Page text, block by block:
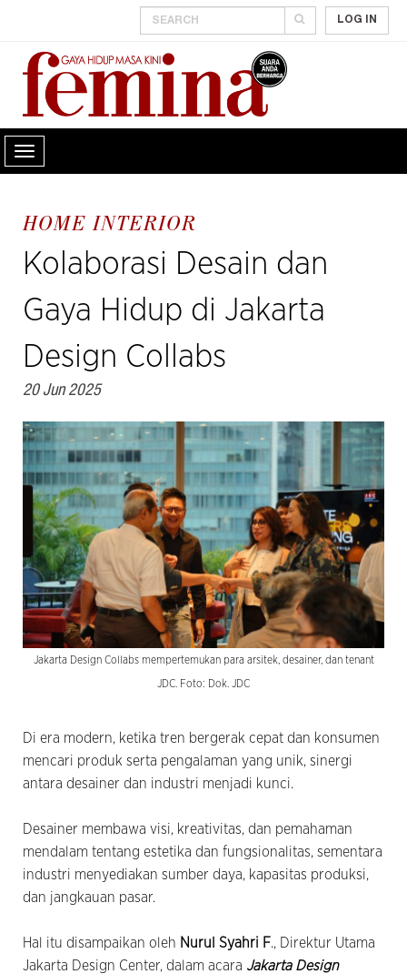
LOG IN
HOME INTERIOR
Kolaborasi Desain dan
Gaya Hidup di Jakarta
Design Collabs
20 Jun 2025
Jakarta Design Collabs mempertemukan para arsitek, desainer, dan tenant
JDC. Foto: Dok. JDC
Di era modern, ketika tren bergerak cepat dan konsumen
mencari produk serta pengalaman yang unik, sinergi
antara desainer dan industri menjadi kunci.
Desainer membawa visi, kreativitas, dan pemahaman
mendalam tentang estetika dan fungsionalitas, sementara
industri menyediakan sumber daya, kapasitas produksi,
dan jangkauan pasar.
Hal itu disampaikan oleh Nurul Syahri F., Direktur Utama
Jakarta Design Center, dalam acara Jakarta Design